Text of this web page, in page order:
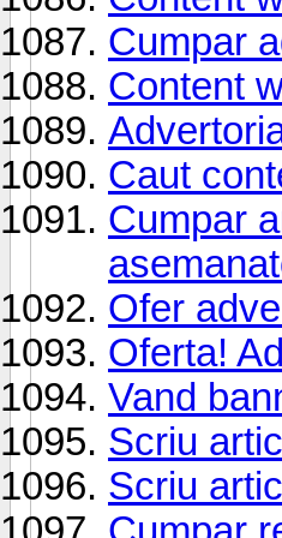
Cumpar
Content
Caut
Cumpar
Ofer
Oferta!
Vand
Scriu
Scriu